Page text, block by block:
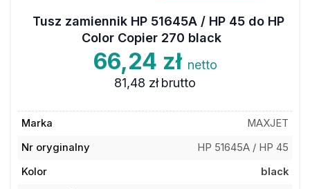
Tusz zamiennik HP 51645A / HP 45 do HP
Color Copier 270 black
66,24 zł netto
81,48 zł brutto
Marka
MAXJET
Nr oryginalny
HP 51645A / HP 45
Kolor
black